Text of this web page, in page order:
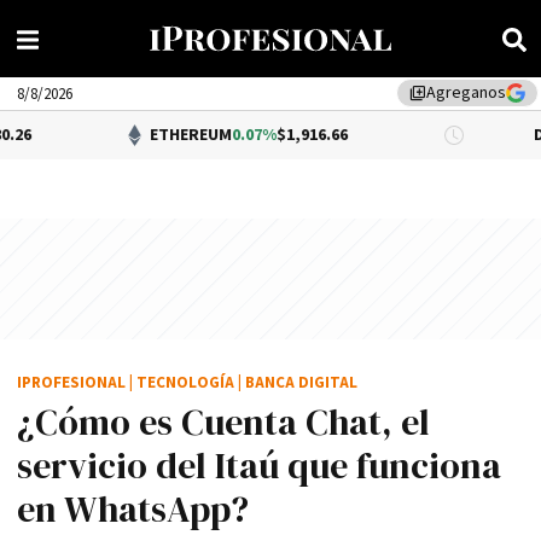
library_addAgreganos
8/8/2026
ETHEREUM0.07%$1,916.66 DÓLAR BNA
¿Cómo es Cuenta Chat, el
servicio del Itaú que funciona
en WhatsApp?
IPROFESIONAL TECNOLOGÍA BANCA DIGITAL